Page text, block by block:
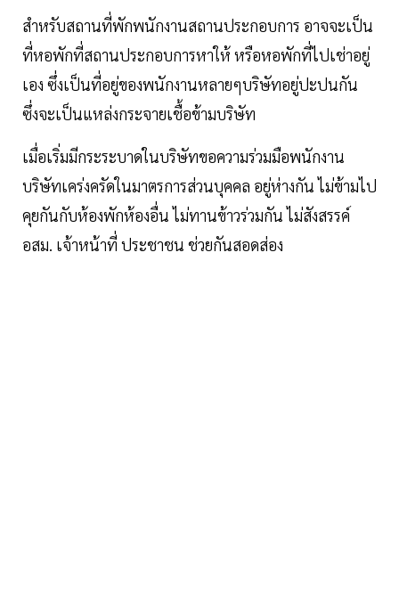
สำหรับสถานที่พักพนักงานสถานประกอบการ อาจจะเป็น
ที่หอพักที่สถานประกอบการหาให้ หรือหอพักที่ไปเช่าอยู่
เอง ซึ่งเป็นที่อยู่ของพนักงานหลายๆบริษัทอยู่ปะปนกัน
ซึ่งจะเป็นแหล่งกระจายเชื้อข้ามบริษัท
เมื่อเริ่มมีกระระบาดในบริษัทขอความร่วมมือพนักงาน
บริษัทเคร่งครัดในมาตรการส่วนบุคคล อยู่ห่างกัน ไม่ข้ามไป
คุยกันกับห้องพักห้องอื่น ไม่ทานข้าวร่วมกัน ไม่สังสรรค์
อสม. เจ้าหน้าที่ ประชาชน ช่วยกันสอดส่อง